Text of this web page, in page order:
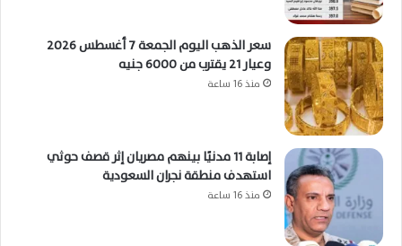
سعر الذهب اليوم الجمعة 7 أغسطس 2026
وعيار 21 يقترب من 6000 جنيه
منذ 16 ساعة
إصابة 11 مدنيًا بينهم مصريان إثر قصف حوثي
استهدف منطقة نجران السعودية
منذ 16 ساعة